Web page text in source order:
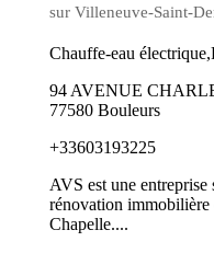
sur Villeneuve-Saint-
Chauffe-eau
94 AVENUE
77580 Bouleurs
+33603193225
AVS est une entreprise
rénovation immobilière
Chapelle....